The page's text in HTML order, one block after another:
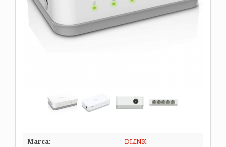
Marca: DLINK